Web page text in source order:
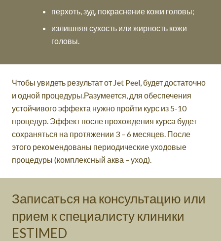
перхоть, зуд, покраснение кожи головы;
излишняя сухость или жирность кожи
головы.
Чтобы увидеть результат от Jet Peel, будет достаточно
и одной процедуры.Разумеется, для обеспечения
устойчивого эффекта нужно пройти курс из 5-10
процедур. Эффект после прохождения курса будет
сохраняться на протяжении 3 – 6 месяцев. После
этого рекомендованы периодические уходовые
процедуры (комплексный аква – уход).
Записаться на консультацию или
прием к специалисту клиники
ESTIMED